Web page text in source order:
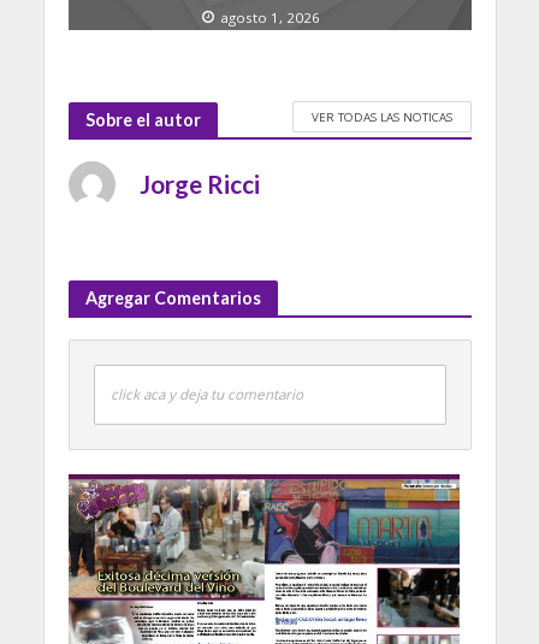
agosto 1, 2026
Sobre el autor VER TODAS LAS NOTICAS
Jorge Ricci
Agregar Comentarios
click aca y deja tu comentario